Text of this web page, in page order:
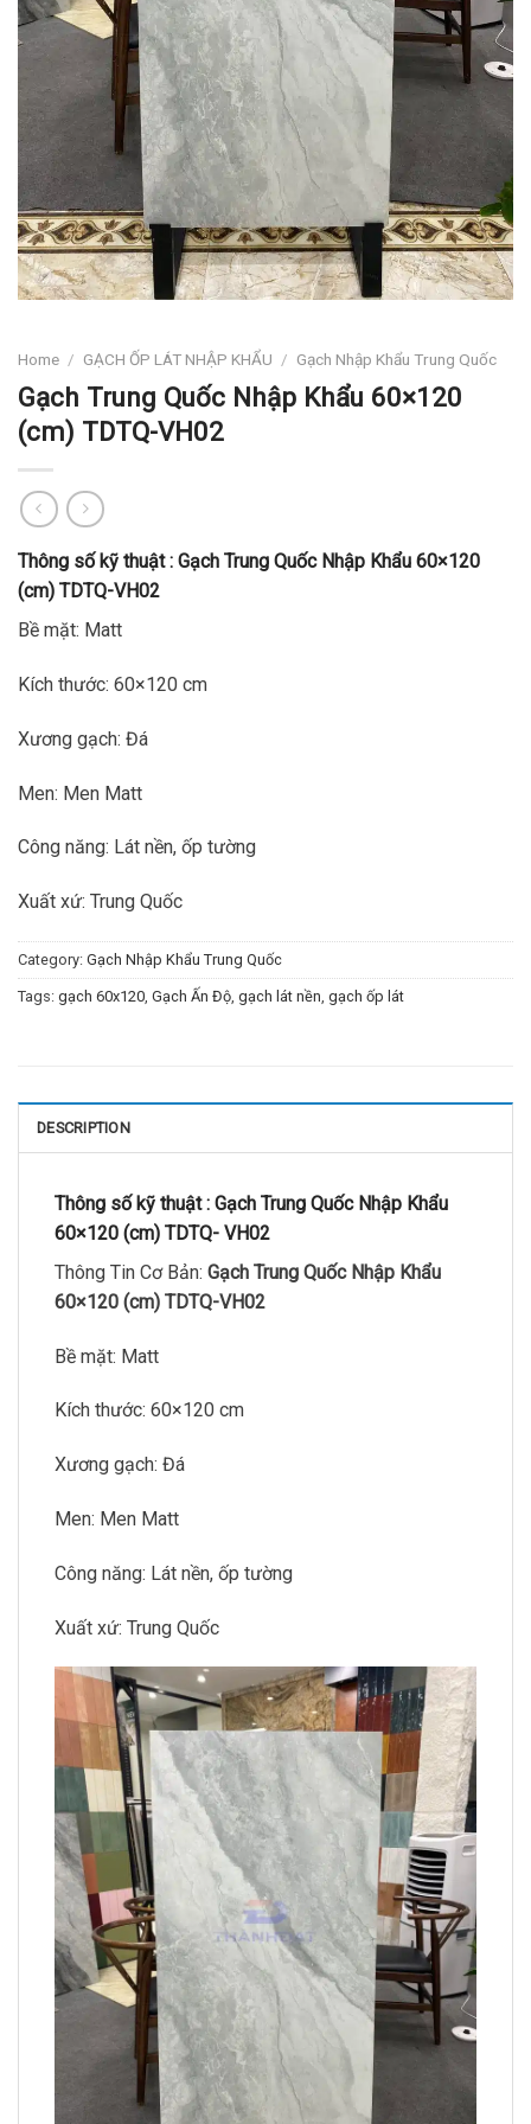
Home / GẠCH ỐP LÁT NHẬP KHẨU / Gạch Nhập Khẩu Trung Quốc
Gạch Trung Quốc Nhập Khẩu 60×120
(cm) TDTQ-VH02
Thông số kỹ thuật : Gạch Trung Quốc Nhập Khẩu 60×120
(cm) TDTQ-VH02
Bề mặt: Matt
Kích thước: 60×120 cm
Xương gạch: Đá
Men: Men Matt
Công năng: Lát nền, ốp tường
Xuất xứ: Trung Quốc
Category: Gạch Nhập Khẩu Trung Quốc
Tags: gạch 60x120, Gạch Ấn Độ, gạch lát nền, gạch ốp lát
DESCRIPTION
Thông số kỹ thuật : Gạch Trung Quốc Nhập Khẩu
60×120 (cm) TDTQ- VH02
Thông Tin Cơ Bản: Gạch Trung Quốc Nhập Khẩu
60×120 (cm) TDTQ-VH02
Bề mặt: Matt
Kích thước: 60×120 cm
Xương gạch: Đá
Men: Men Matt
Công năng: Lát nền, ốp tường
Xuất xứ: Trung Quốc